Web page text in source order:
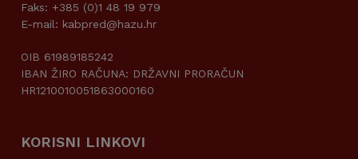
Faks: +385 (0)1 48 19 979
E-mail: kabpred@hazu.hr
OIB 61989185242
IBAN ŽIRO RAČUNA: DRŽAVNI PRORAČUN
HR1210010051863000160
KORISNI LINKOVI